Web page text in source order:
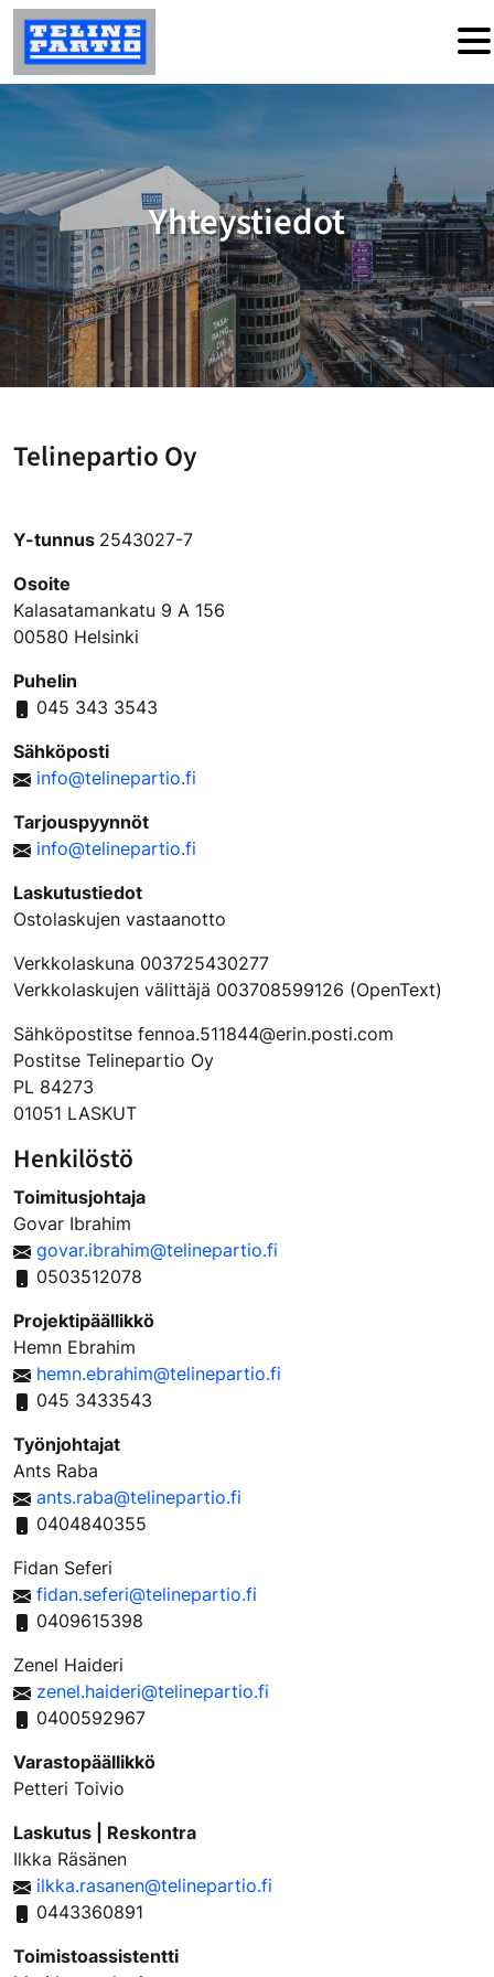
Hyppää sisältöön
Yhteystiedot
Telinepartio Oy
Y-tunnus 2543027-7
Osoite
Kalasatamankatu 9 A 156
00580 Helsinki
Puhelin
045 343 3543
Sähköposti
info@telinepartio.fi
Tarjouspyynnöt
info@telinepartio.fi
Laskutustiedot
Ostolaskujen vastaanotto
Verkkolaskuna 003725430277
Verkkolaskujen välittäjä 003708599126 (OpenText)
Sähköpostitse fennoa.511844@erin.posti.com
Postitse Telinepartio Oy
PL 84273
01051 LASKUT
Henkilöstö
Toimitusjohtaja
Govar Ibrahim
govar.ibrahim@telinepartio.fi
0503512078
Projektipäällikkö
Hemn Ebrahim
hemn.ebrahim@telinepartio.fi
045 3433543
Työnjohtajat
Ants Raba
ants.raba@telinepartio.fi
0404840355
Fidan Seferi
fidan.seferi@telinepartio.fi
0409615398
Zenel Haideri
zenel.haideri@telinepartio.fi
0400592967
Varastopäällikkö
Petteri Toivio
Laskutus | Reskontra
Ilkka Räsänen
ilkka.rasanen@telinepartio.fi
0443360891
Toimistoassistentti